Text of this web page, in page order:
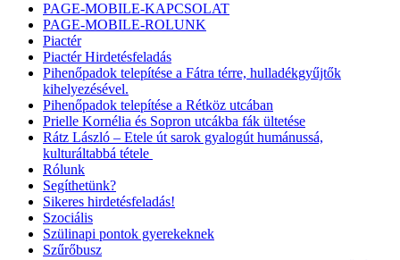
PAGE-MOBILE-KAPCSOLAT
PAGE-MOBILE-ROLUNK
Piactér
Piactér Hirdetésfeladás
Pihenőpadok telepítése a Fátra térre, hulladékgyűjtők
kihelyezésével.
Pihenőpadok telepítése a Rétköz utcában
Prielle Kornélia és Sopron utcákba fák ültetése
Rátz László – Etele út sarok gyalogút humánussá,
kulturáltabbá tétele
Rólunk
Segíthetünk?
Sikeres hirdetésfeladás!
Szociális
Szülinapi pontok gyerekeknek
Szűrőbusz